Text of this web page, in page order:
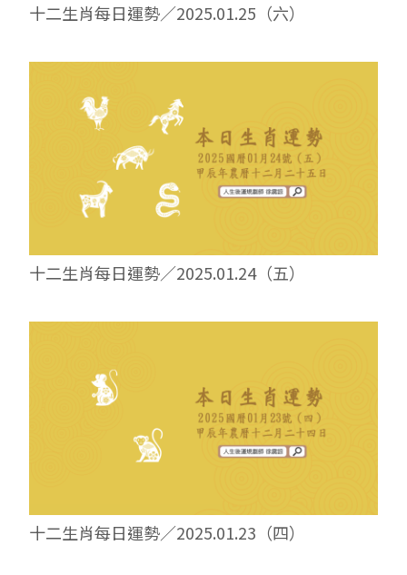
十二生肖每日運勢／2025.01.25（六）
十二生肖每日運勢／2025.01.24（五）
十二生肖每日運勢／2025.01.23（四）